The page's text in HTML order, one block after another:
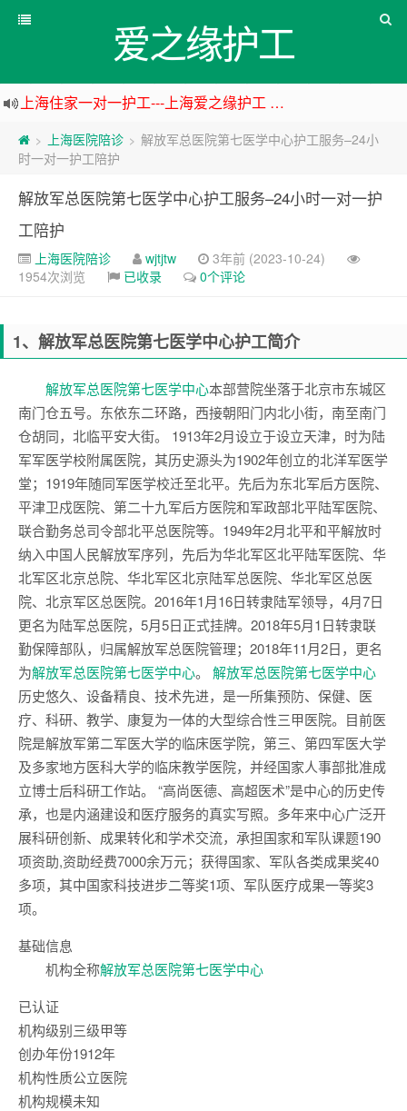
爱之缘护工
上海住家一对一护工---上海爱之缘护工 18202153150
上海专业医院一对一24小时护工---上海爱之缘护工 18202153150
> 上海医院陪诊 > 解放军总医院第七医学中心护工服务–24小
时一对一护工陪护
解放军总医院第七医学中心护工服务–24小时一对一护
工陪护
上海医院陪诊 wjtjtw
3年前 (2023-10-24)
1954次浏览
已收录 0个评论
1、解放军总医院第七医学中心护工简介
解放军总医院第七医学中心本部营院坐落于北京市东城区
南门仓五号。东依东二环路，西接朝阳门内北小街，南至南门
仓胡同，北临平安大街。 1913年2月设立于设立天津，时为陆
军军医学校附属医院，其历史源头为1902年创立的北洋军医学
堂；1919年随同军医学校迁至北平。先后为东北军后方医院、
平津卫戍医院、第二十九军后方医院和军政部北平陆军医院、
联合勤务总司令部北平总医院等。1949年2月北平和平解放时
纳入中国人民解放军序列，先后为华北军区北平陆军医院、华
北军区北京总院、华北军区北京陆军总医院、华北军区总医
院、北京军区总医院。2016年1月16日转隶陆军领导，4月7日
更名为陆军总医院，5月5日正式挂牌。2018年5月1日转隶联
勤保障部队，归属解放军总医院管理；2018年11月2日，更名
为解放军总医院第七医学中心。 解放军总医院第七医学中心
历史悠久、设备精良、技术先进，是一所集预防、保健、医
疗、科研、教学、康复为一体的大型综合性三甲医院。目前医
院是解放军第二军医大学的临床医学院，第三、第四军医大学
及多家地方医科大学的临床教学医院，并经国家人事部批准成
立博士后科研工作站。 “高尚医德、高超医术”是中心的历史传
承，也是内涵建设和医疗服务的真实写照。多年来中心广泛开
展科研创新、成果转化和学术交流，承担国家和军队课题190
项资助,资助经费7000余万元；获得国家、军队各类成果奖40
多项，其中国家科技进步二等奖1项、军队医疗成果一等奖3
项。
基础信息
机构全称解放军总医院第七医学中心
已认证
机构级别三级甲等
创办年份1912年
机构性质公立医院
机构规模未知